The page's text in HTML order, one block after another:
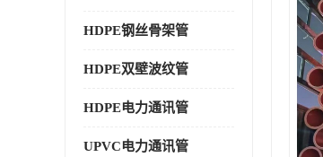
HDPE钢丝骨架管
HDPE双壁波纹管
HDPE电力通讯管
UPVC电力通讯管